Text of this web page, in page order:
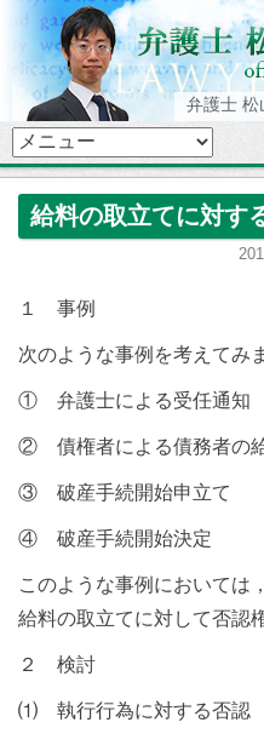
弁護士 松
給料の取立てに対す
１ 事例
次のような事例を考えてみ
① 弁護士による受任通知
② 債権者による債務者の
③ 破産手続開始申立て
④ 破産手続開始決定
このような事例においては
給料の取立てに対して否認
２ 検討
⑴ 執行行為に対する否認